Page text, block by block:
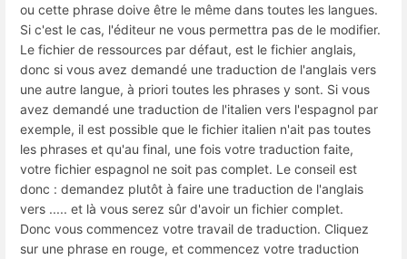
ou cette phrase doive être le même dans toutes les langues.
Si c'est le cas, l'éditeur ne vous permettra pas de le modifier.
Le fichier de ressources par défaut, est le fichier anglais,
donc si vous avez demandé une traduction de l'anglais vers
une autre langue, à priori toutes les phrases y sont. Si vous
avez demandé une traduction de l'italien vers l'espagnol par
exemple, il est possible que le fichier italien n'ait pas toutes
les phrases et qu'au final, une fois votre traduction faite,
votre fichier espagnol ne soit pas complet. Le conseil est
donc : demandez plutôt à faire une traduction de l'anglais
vers ..... et là vous serez sûr d'avoir un fichier complet.
Donc vous commencez votre travail de traduction. Cliquez
sur une phrase en rouge, et commencez votre traduction